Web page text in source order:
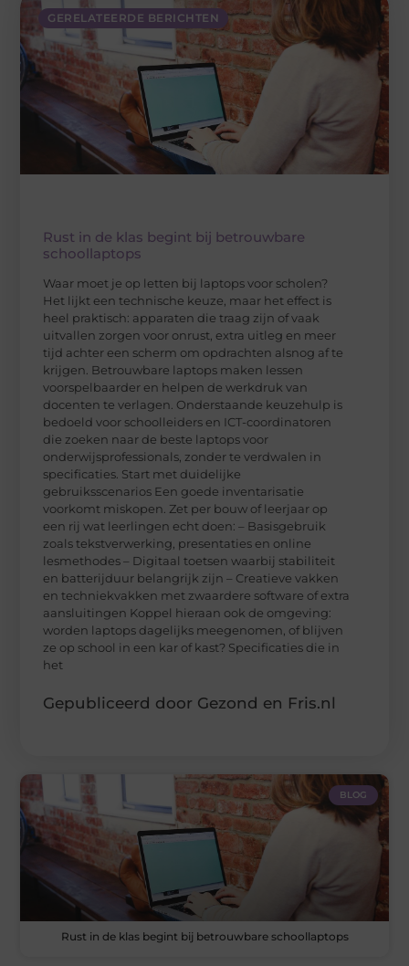
GERELATEERDE BERICHTEN
Rust in de klas begint bij betrouwbare
schoollaptops
Waar moet je op letten bij laptops voor scholen?
Het lijkt een technische keuze, maar het effect is
heel praktisch: apparaten die traag zijn of vaak
uitvallen zorgen voor onrust, extra uitleg en meer
tijd achter een scherm om opdrachten alsnog af te
krijgen. Betrouwbare laptops maken lessen
voorspelbaarder en helpen de werkdruk van
docenten te verlagen. Onderstaande keuzehulp is
bedoeld voor schoolleiders en ICT-coordinatoren
die zoeken naar de beste laptops voor
onderwijsprofessionals, zonder te verdwalen in
specificaties. Start met duidelijke
gebruiksscenarios Een goede inventarisatie
voorkomt miskopen. Zet per bouw of leerjaar op
een rij wat leerlingen echt doen: – Basisgebruik
zoals tekstverwerking, presentaties en online
lesmethodes – Digitaal toetsen waarbij stabiliteit
en batterijduur belangrijk zijn – Creatieve vakken
en techniekvakken met zwaardere software of extra
aansluitingen Koppel hieraan ook de omgeving:
worden laptops dagelijks meegenomen, of blijven
ze op school in een kar of kast? Specificaties die in
het
Gepubliceerd door Gezond en Fris.nl
BLOG
Rust in de klas begint bij betrouwbare schoollaptops